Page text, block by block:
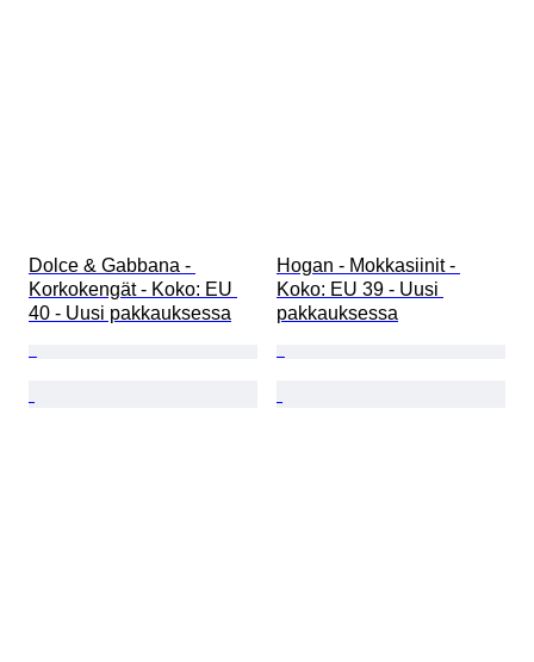
Dolce & Gabbana -
Korkokengät - Koko: EU
40 - Uusi pakkauksessa
Hogan - Mokkasiinit -
Koko: EU 39 - Uusi
pakkauksessa